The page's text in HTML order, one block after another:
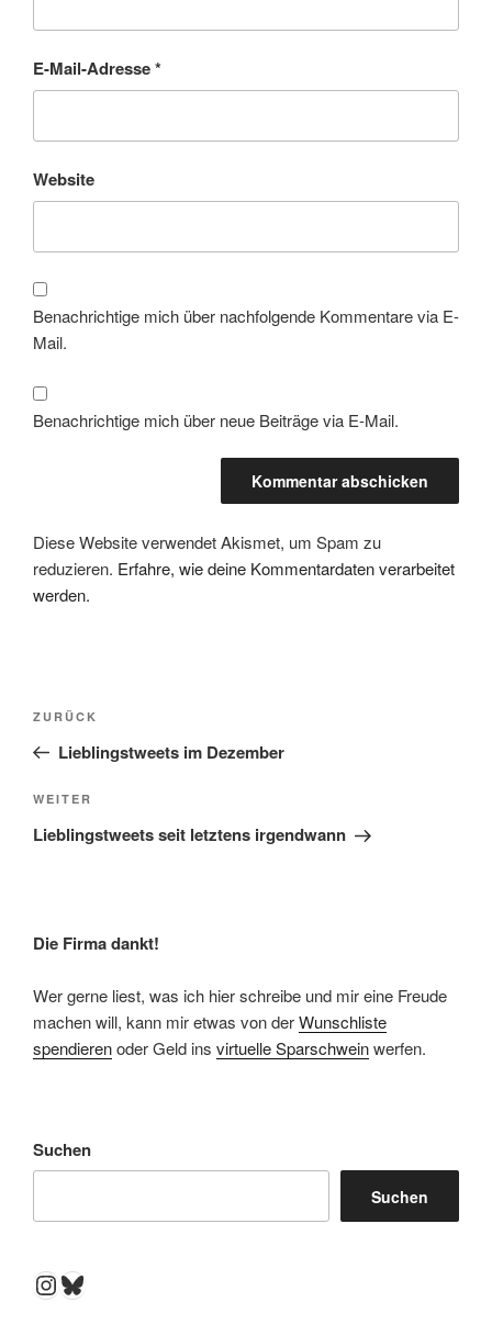
E-Mail-Adresse*
Website
Benachrichtige mich über nachfolgende Kommentare via E-
Mail.
Benachrichtige mich über neue Beiträge via E-Mail.
Diese Website verwendet Akismet, um Spam zu
reduzieren. Erfahre, wie deine Kommentardaten verarbeitet
werden.
Beitragsnavigation
Vorheriger
Beitrag
ZURÜCK
Lieblingstweets im Dezember
Nächster
Beitrag
WEITER
Lieblingstweets seit letztens irgendwann
Die Firma dankt!
Wer gerne liest, was ich hier schreibe und mir eine Freude
machen will, kann mir etwas von derWunschliste
spendierenoder Geld ins virtuelle Sparschweinwerfen.
Suchen
Suchen
Instagram
Bluesky